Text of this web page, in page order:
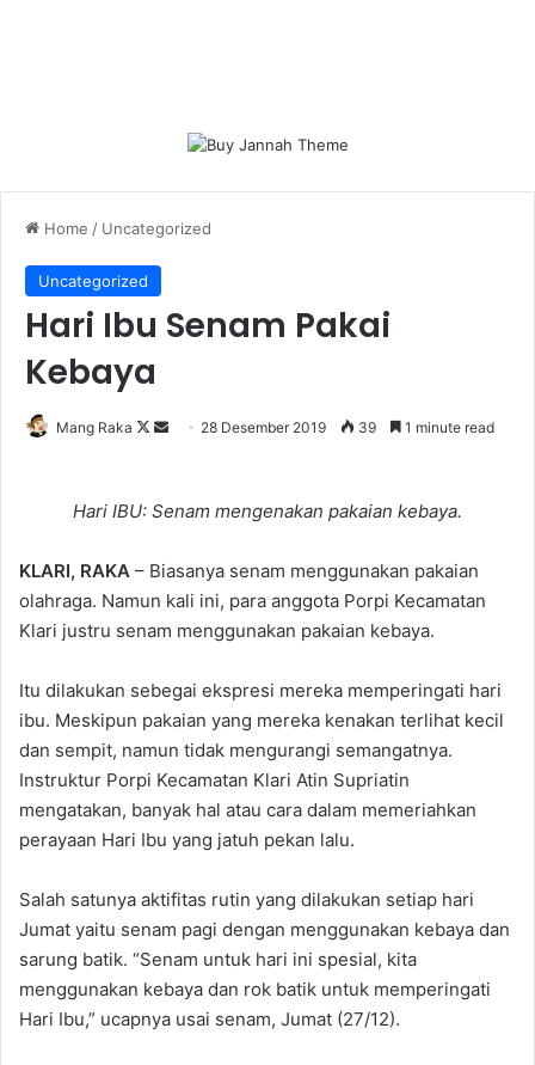
Home / Uncategorized
Uncategorized
Hari Ibu Senam Pakai
Kebaya
Mang Raka
Follow
Send 28 Desember 2019 39 1 minute read
Hari IBU: Senam mengenakan pakaian kebaya.
KLARI, RAKA – Biasanya senam menggunakan pakaian
olahraga. Namun kali ini, para anggota Porpi Kecamatan
Klari justru senam menggunakan pakaian kebaya.
Itu dilakukan sebegai ekspresi mereka memperingati hari
ibu. Meskipun pakaian yang mereka kenakan terlihat kecil
dan sempit, namun tidak mengurangi semangatnya.
Instruktur Porpi Kecamatan Klari Atin Supriatin
mengatakan, banyak hal atau cara dalam memeriahkan
perayaan Hari Ibu yang jatuh pekan lalu.
Salah satunya aktifitas rutin yang dilakukan setiap hari
Jumat yaitu senam pagi dengan menggunakan kebaya dan
sarung batik. “Senam untuk hari ini spesial, kita
menggunakan kebaya dan rok batik untuk memperingati
Hari Ibu,” ucapnya usai senam, Jumat (27/12).